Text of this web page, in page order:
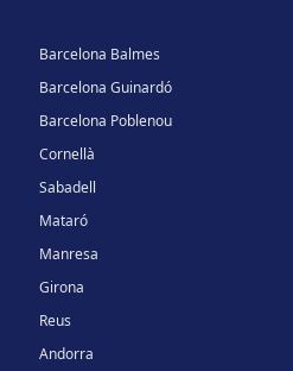
Barcelona Balmes
Barcelona Guinardó
Barcelona Poblenou
Cornellà
Sabadell
Mataró
Manresa
Girona
Reus
Andorra